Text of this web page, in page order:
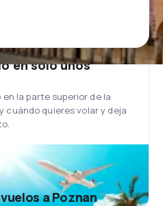
en solo unos
la parte superior de la
cuándo quieres volar y deja
a Poznan